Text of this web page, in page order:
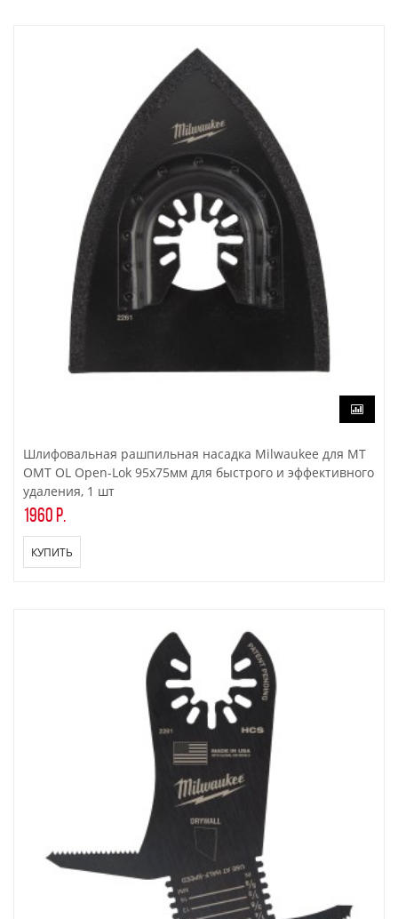
Шлифовальная рашпильная насадка Milwaukee для МТ
OMT OL Open-Lok 95x75мм для быстрого и эффективного
удаления, 1 шт
1960 р.
КУПИТЬ